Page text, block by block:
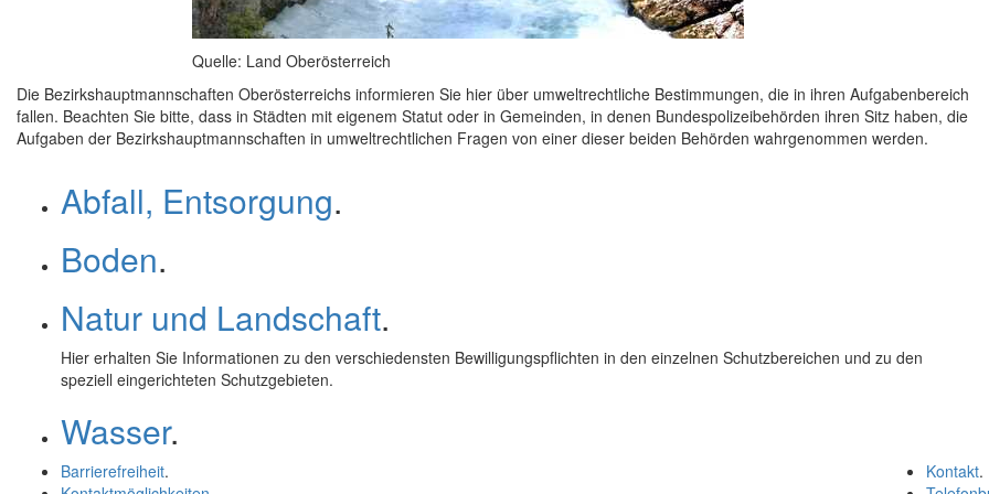
Quelle: Land Oberösterreich
Die Bezirkshauptmannschaften Oberösterreichs informieren Sie hier über umweltrechtliche Bestimmungen, die in ihren Aufgabenbereich
fallen. Beachten Sie bitte, dass in Städten mit eigenem Statut oder in Gemeinden, in denen Bundespolizeibehörden ihren Sitz haben, die
Aufgaben der Bezirkshauptmannschaften in umweltrechtlichen Fragen von einer dieser beiden Behörden wahrgenommen werden.
Abfall, Entsorgung.
Boden.
Natur und Landschaft.
Hier erhalten Sie Informationen zu den verschiedensten Bewilligungspflichten in den einzelnen Schutzbereichen und zu den
speziell eingerichteten Schutzgebieten.
Wasser.
Kontakt.
Barrierefreiheit.